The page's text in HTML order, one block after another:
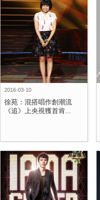
2016-03-10
徐苑：混搭唱作創潮流
《追》上央視獲首肯...